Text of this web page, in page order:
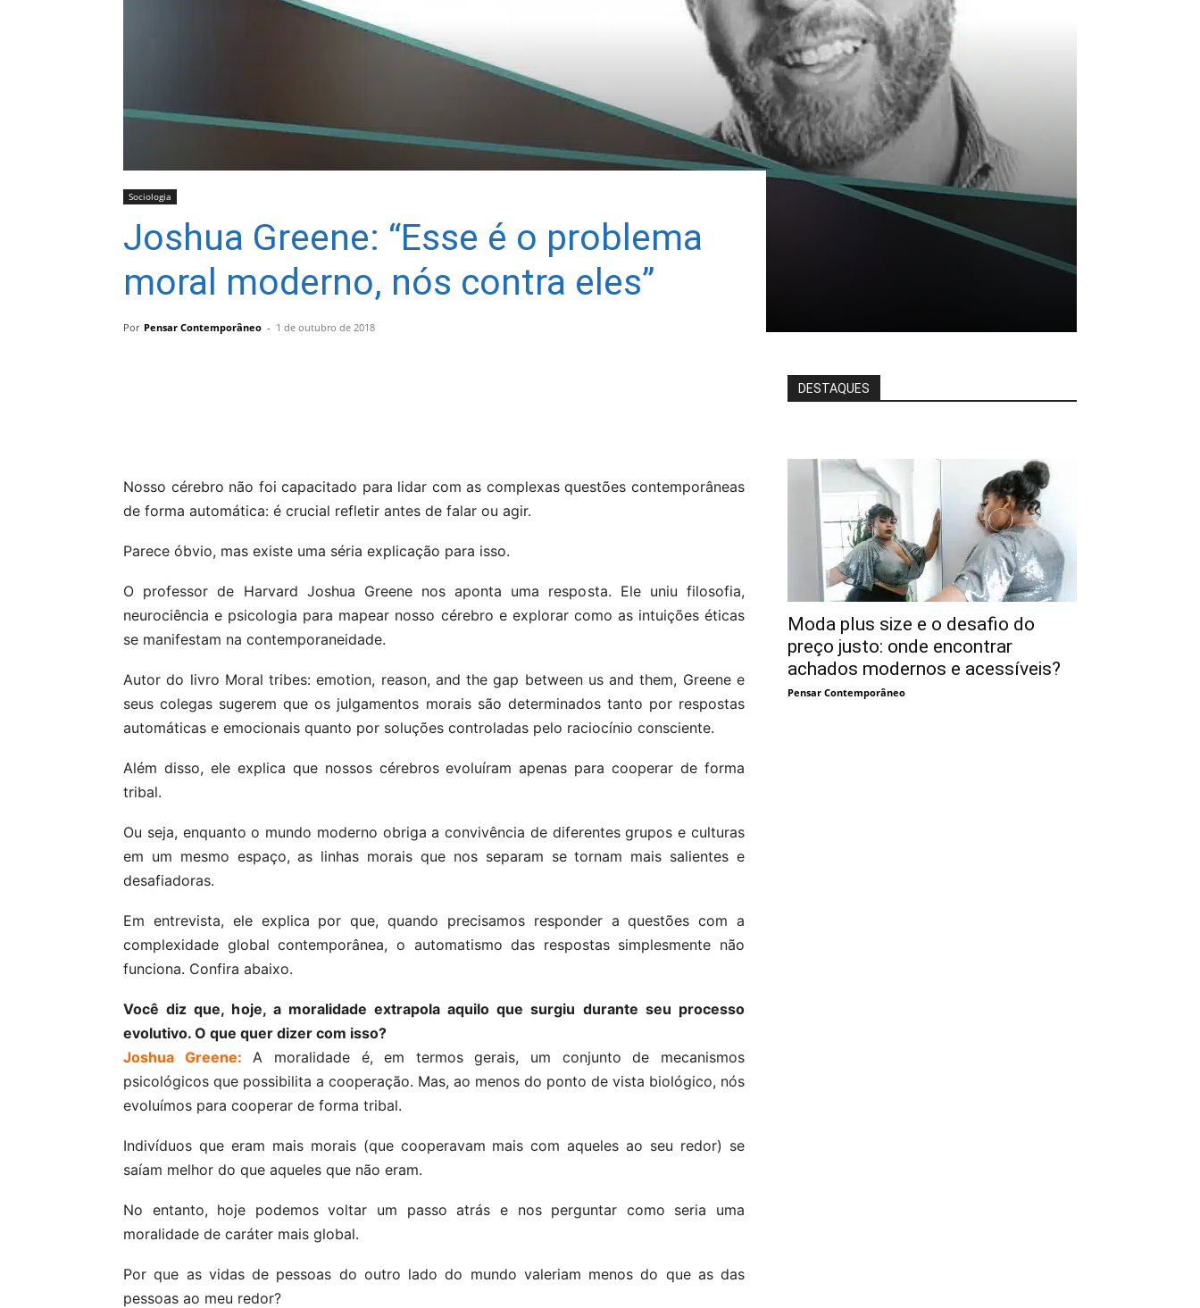
Sociologia
Joshua Greene: “Esse é o problema
moral moderno, nós contra eles”
Por Pensar Contemporâneo - 1 de outubro de 2018
Nosso cérebro não foi capacitado para lidar com as complexas questões contemporâneas
de forma automática: é crucial refletir antes de falar ou agir.
Parece óbvio, mas existe uma séria explicação para isso.
O professor de Harvard Joshua Greene nos aponta uma resposta. Ele uniu filosofia,
neurociência e psicologia para mapear nosso cérebro e explorar como as intuições éticas
se manifestam na contemporaneidade.
Autor do livro Moral tribes: emotion, reason, and the gap between us and them, Greene e
seus colegas sugerem que os julgamentos morais são determinados tanto por respostas
automáticas e emocionais quanto por soluções controladas pelo raciocínio consciente.
Além disso, ele explica que nossos cérebros evoluíram apenas para cooperar de forma
tribal.
Ou seja, enquanto o mundo moderno obriga a convivência de diferentes grupos e culturas
em um mesmo espaço, as linhas morais que nos separam se tornam mais salientes e
desafiadoras.
Em entrevista, ele explica por que, quando precisamos responder a questões com a
complexidade global contemporânea, o automatismo das respostas simplesmente não
funciona. Confira abaixo.
Você diz que, hoje, a moralidade extrapola aquilo que surgiu durante seu processo
evolutivo. O que quer dizer com isso?
Joshua Greene: A moralidade é, em termos gerais, um conjunto de mecanismos
psicológicos que possibilita a cooperação. Mas, ao menos do ponto de vista biológico, nós
evoluímos para cooperar de forma tribal.
Indivíduos que eram mais morais (que cooperavam mais com aqueles ao seu redor) se
saíam melhor do que aqueles que não eram.
No entanto, hoje podemos voltar um passo atrás e nos perguntar como seria uma
moralidade de caráter mais global.
Por que as vidas de pessoas do outro lado do mundo valeriam menos do que as das
pessoas ao meu redor?
DESTAQUES
Moda plus size e o desafio do
preço justo: onde encontrar
achados modernos e acessíveis?
Pensar Contemporâneo